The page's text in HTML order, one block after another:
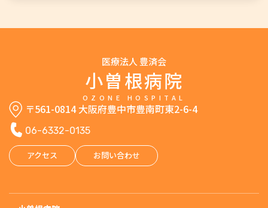
医療法人 豊済会
小曽根病院
OZONE HOSPITAL
〒561-0814 大阪府豊中市豊南町東2-6-4
06-6332-0135
アクセス お問い合わせ